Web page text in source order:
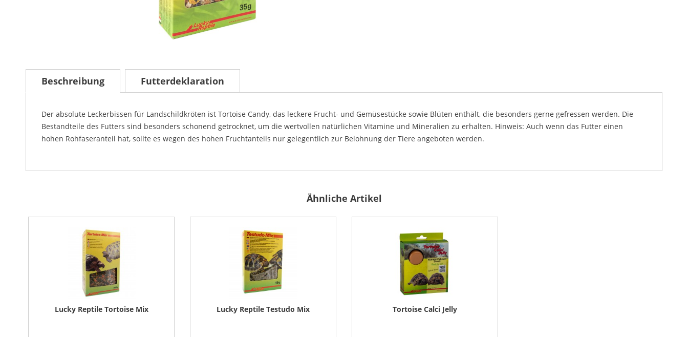
Beschreibung Futterdeklaration
Der absolute Leckerbissen für Landschildkröten ist Tortoise Candy, das leckere Frucht- und Gemüsestücke sowie Blüten enthält, die besonders gerne gefressen werden. Die
Bestandteile des Futters sind besonders schonend getrocknet, um die wertvollen natürlichen Vitamine und Mineralien zu erhalten. Hinweis: Auch wenn das Futter einen
hohen Rohfaseranteil hat, sollte es wegen des hohen Fruchtanteils nur gelegentlich zur Belohnung der Tiere angeboten werden.
Ähnliche Artikel
Lucky Reptile Tortoise Mix Lucky Reptile Testudo Mix Tortoise Calci Jelly